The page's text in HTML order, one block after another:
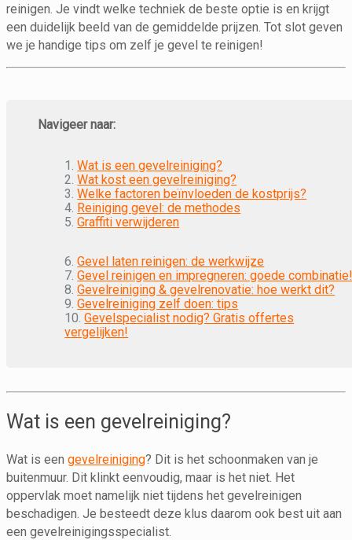
reinigen. Je vindt welke techniek de beste optie is en krijgt
een duidelijk beeld van de gemiddelde prijzen. Tot slot geven
we je handige tips om zelf je gevel te reinigen!
Navigeer naar:
1.Wat is een gevelreiniging?
2.Wat kost een gevelreiniging?
3.Welke factoren beïnvloeden de kostprijs?
4. Reiniging gevel: de methodes
5.Graffiti verwijderen
6.Gevel laten reinigen: de werkwijze
7.Gevel reinigen en impregneren: goede
8.Gevelreiniging & gevelrenovatie: hoe werkt dit?
9.Gevelreiniging zelf doen: tips
10.Gevelspecialist nodig? Gratis offertes
vergelijken!
Wat is een gevelreiniging?
Wat is een gevelreiniging? Dit is het schoonmaken van je
buitenmuur. Dit klinkt eenvoudig, maar is het niet. Het
oppervlak moet namelijk niet tijdens het gevelreinigen
beschadigen. Je besteedt deze klus daarom ook best uit aan
een gevelreinigingsspecialist.